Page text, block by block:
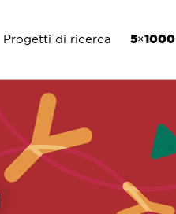
Progetti di ricerca 5×1000